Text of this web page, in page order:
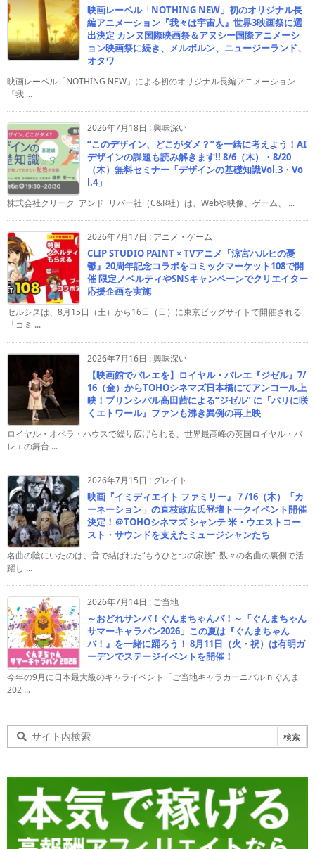
映画レーベル「NOTHING NEW」初のオリジナル長
編アニメーション『我々は宇宙人』世界3映画祭に選
出決定 カンヌ国際映画祭＆アヌシー国際アニメーシ
ョン映画祭に続き、メルボルン、ニュージーランド、
オタワ
映画レーベル「NOTHING NEW」による初のオリジナル長編アニメーション
『我 ...
2026年7月18日 :興味深い
“このデザイン、どこがダメ？”を一緒に考えよう！AI
デザインの課題も読み解きます!! 8/6（木）・8/20
（木）無料セミナー「デザインの基礎知識Vol.3・Vo
l.4」
株式会社クリーク･アンド･リバー社（C&R社）は、Webや映像、ゲーム、 ...
2026年7月17日 : アニメ・ゲーム
CLIP STUDIO PAINT × TVアニメ『涼宮ハルヒの憂
鬱』20周年記念コラボをコミックマーケット108で開
催 限定ノベルティやSNSキャンペーンでクリエイター
応援企画を実施
セルシスは、8月15日（土）から16日（日）に東京ビッグサイトで開催される
「コミ ...
2026年7月16日 :興味深い
【映画館でバレエを】ロイヤル・バレエ『ジゼル』7/
16（金）からTOHOシネマズ日本橋にてアンコール上
映！プリンシパル高田茜による“ジゼル” に『パリに咲
くエトワール』ファンも沸き異例の再上映
ロイヤル・オペラ・ハウスで繰り広げられる、世界最高峰の英国ロイヤル・バ
レエの舞台 ...
2026年7月15日 : グレイト
映画『イミディエイト ファミリー』７/16（木）「カ
ーネーション」の直枝政広氏登壇トークイベント開催
決定！＠TOHOシネマズ シャンテ 米・ウエストコー
スト・サウンドを支えたミュージシャンたち
名曲の陰にいたのは、音で結ばれた“もうひとつの家族” 数々の名曲の裏側で活
躍し ...
2026年7月14日 : ご当地
～おどれサンバ！ぐんまちゃんバ！～「ぐんまちゃん
サマーキャラバン2026」この夏は『ぐんまちゃん
バ！』を一緒に踊ろう！ 8月11日（火・祝）は有明ガ
ーデンでステージイベントを開催！
今年の9月に日本最大級のキャライベント「ご当地キャラカーニバルin ぐんま
202 ...